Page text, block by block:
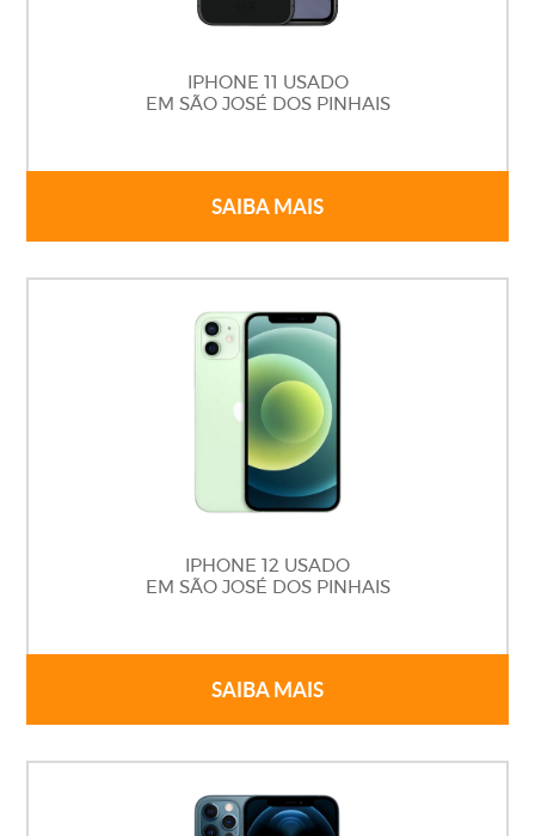
IPHONE 11 USADO
EM SÃO JOSÉ DOS PINHAIS
SAIBA MAIS
IPHONE 12 USADO
EM SÃO JOSÉ DOS PINHAIS
SAIBA MAIS